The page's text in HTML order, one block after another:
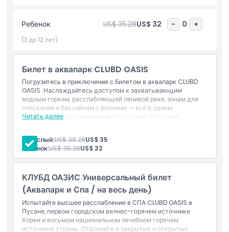
в массажном кресле. Это идеальный способ снять стресс и
восстановить энергию. Если вы любите приключения, не
пропустите водные американские горки — захватывающую
горке — идеальной для тех, кто любит прилив адреналина.
Веселье продолжается в Клуб Д Оазис — доме лучшего
крытого бассейна с искусственными волнами. Здесь вы
сможете почувствовать себя как в океане. Независимо от
того, хотите ли вы приключений или отдыха, это место
полным волнения, расслабления и незабываемых
воспоминаний.
Основные моменты
Включено
Ребенок US$ 35.28US$ 32 - 0 +
(3 до 12 лет)
Билет в аквапарк CLUBD OASIS
Погрузитесь в приключение с билетом в аквапарк CLUBD
OASIS. Наслаждайтесь доступом к захватывающим
водным горкам, расслабляющей ленивой реке, зонам для
плескания и бассейнам с волнами — всё в одном
насыщенном развлечениями посещении. Идеально
освежиться и хорошо провести время на солнце.
Читать далее
Взрослый:US$ 38.28US$ 35
Ребенок:US$ 35.28US$ 32
КЛУБД ОАЗИС Универсальный билет
(Аквапарк и Спа / на весь день)
Испытайте высшее расслабление в СПА CLUBD OASIS в
Пусане, первом городском велнес-горячем источнике
Кореи и восьмом национальном лечебном горячем
источнике страны. Отдохните в закрытых и открытых